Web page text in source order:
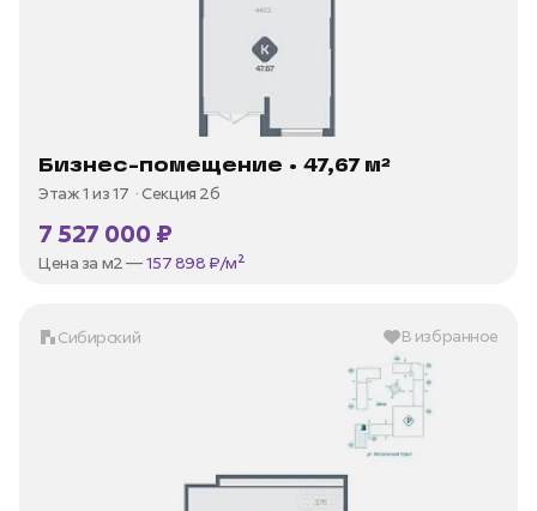
Бизнес-помещение • 47,67 м²
Этаж 1 из 17 Секция 2б
7 527 000 ₽
Цена за м2 —157 898 ₽/м²
Сибирский В избранное